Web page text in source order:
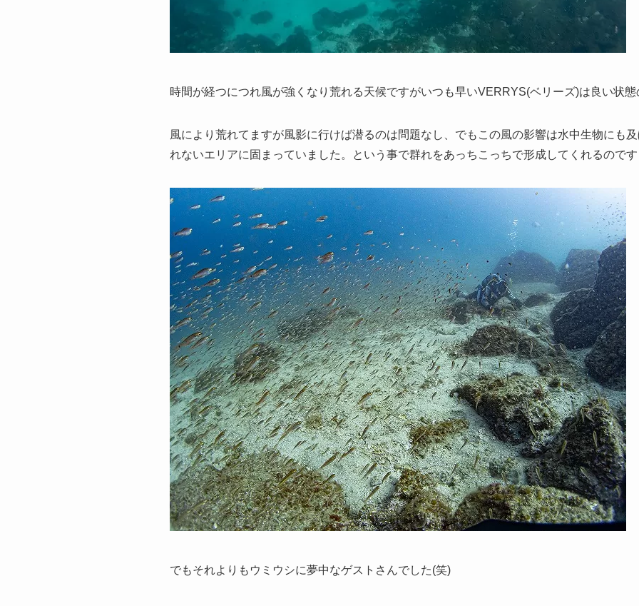
時間が経つにつれ風が強くなり荒れる天候ですがいつも早いVERRYS(ベリーズ)は良い状
風により荒れてますが風影に行けば潜るのは問題なし、でもこの風の影響は水中生物にも
れないエリアに固まっていました。という事で群れをあっちこっちで形成してくれるので
でもそれよりもウミウシに夢中なゲストさんでした(笑)